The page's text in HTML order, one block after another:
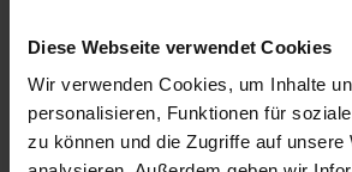
Diese Webseite verwendet Cookies
Wir verwenden Cookies, um Inhalte
personalisieren, Funktionen für
zu können und die Zugriffe auf unsere
Add to Cart
Add to Wish List
Delivery cost notice